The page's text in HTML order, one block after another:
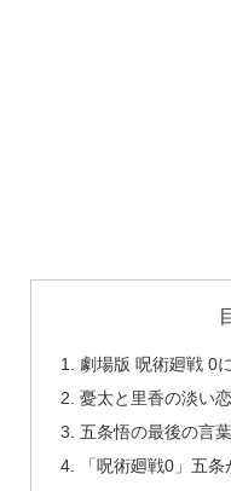
劇場版 呪術廻戦 0
憂太と里香の淡い
五条悟の最後の言
「呪術廻戦0」五